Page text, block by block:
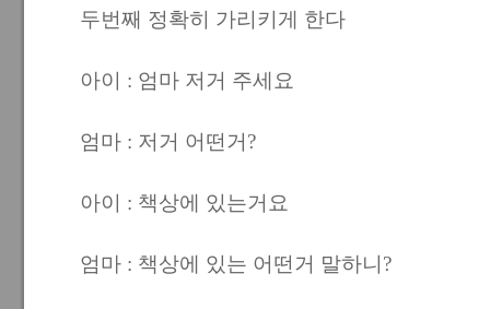
두번째 정확히 가리키게 한다
아이 : 엄마 저거 주세요
엄마 : 저거 어떤거?
아이 : 책상에 있는거요
엄마 : 책상에 있는 어떤거 말하니?